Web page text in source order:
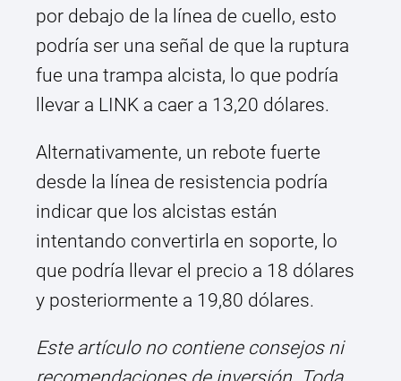
por debajo de la línea de cuello, esto
podría ser una señal de que la ruptura
fue una trampa alcista, lo que podría
llevar a LINK a caer a 13,20 dólares.
Alternativamente, un rebote fuerte
desde la línea de resistencia podría
indicar que los alcistas están
intentando convertirla en soporte, lo
que podría llevar el precio a 18 dólares
y posteriormente a 19,80 dólares.
Este artículo no contiene consejos ni